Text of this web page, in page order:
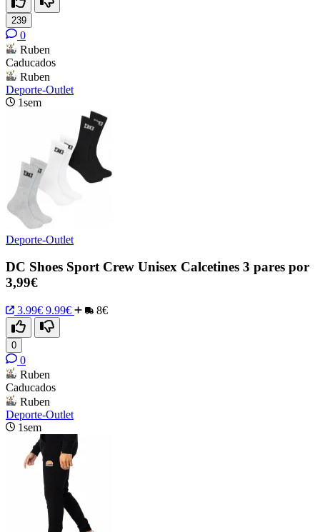
239
0
Ruben
Caducados
Ruben
Deporte-Outlet
1sem
Deporte-Outlet
DC Shoes Sport Crew Unisex Calcetines 3 pares por
3,99€
3.99€ 9.99€ 8€
0
0
Ruben
Caducados
Ruben
Deporte-Outlet
1sem